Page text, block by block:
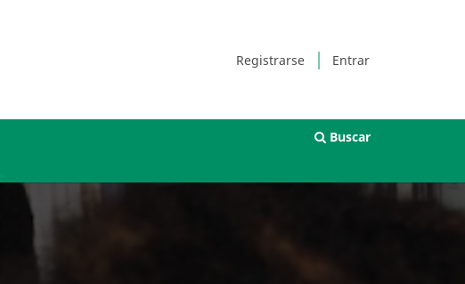
Registrarse Entrar
Buscar